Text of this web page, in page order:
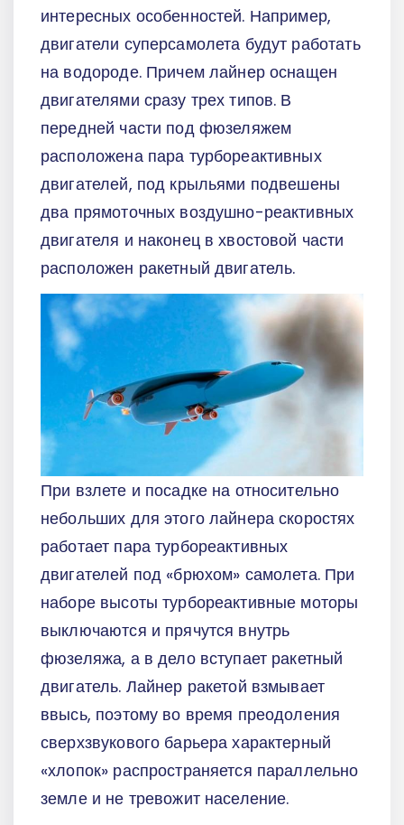
интересных особенностей. Например,
двигатели суперсамолета будут работать
на водороде. Причем лайнер оснащен
двигателями сразу трех типов. В
передней части под фюзеляжем
расположена пара турбореактивных
двигателей, под крыльями подвешены
два прямоточных воздушно-реактивных
двигателя и наконец в хвостовой части
расположен ракетный двигатель.
При взлете и посадке на относительно
небольших для этого лайнера скоростях
работает пара турбореактивных
двигателей под «брюхом» самолета. При
наборе высоты турбореактивные моторы
выключаются и прячутся внутрь
фюзеляжа, а в дело вступает ракетный
двигатель. Лайнер ракетой взмывает
ввысь, поэтому во время преодоления
сверхзвукового барьера характерный
«хлопок» распространяется параллельно
земле и не тревожит население.